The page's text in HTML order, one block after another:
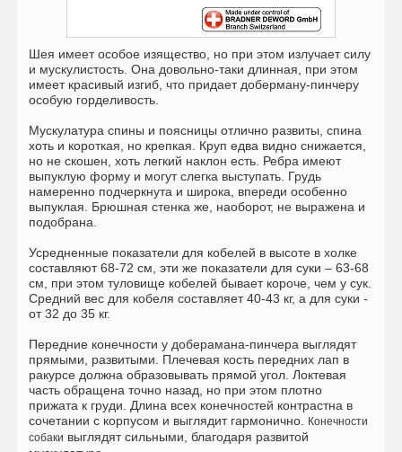
Шея имеет особое изящество, но при этом излучает силу
и мускулистость. Она довольно-таки длинная, при этом
имеет красивый изгиб, что придает доберману-пинчеру
особую горделивость.
Мускулатура спины и поясницы отлично развиты, спина
хоть и короткая, но крепкая. Круп едва видно снижается,
но не скошен, хоть легкий наклон есть. Ребра имеют
выпуклую форму и могут слегка выступать. Грудь
намеренно подчеркнута и широка, впереди особенно
выпуклая. Брюшная стенка же, наоборот, не выражена и
подобрана.
Усредненные показатели для кобелей в высоте в холке
составляют 68-72 см, эти же показатели для суки – 63-68
см, при этом туловище кобелей бывает короче, чем у сук.
Средний вес для кобеля составляет 40-43 кг, а для суки -
от 32 до 35 кг.
Передние конечности у доберамана-пинчера выглядят
прямыми, развитыми. Плечевая кость передних лап в
ракурсе должна образовывать прямой угол. Локтевая
часть обращена точно назад, но при этом плотно
прижата к груди. Длина всех конечностей контрастна в
сочетании с корпусом и выглядит гармонично.
Конечности
собаки выглядят сильными, благодаря развитой